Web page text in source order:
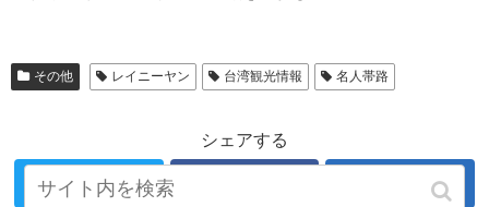
その他 レイニーヤン 台湾観光情報 名人帯路
シェアする
Twitter はてブ